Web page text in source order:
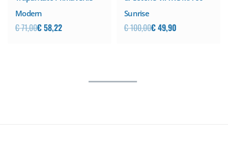
Modern
€71,00€58,22
Sunrise
€100,00€49,90